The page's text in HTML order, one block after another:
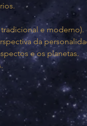
e moderno).
da
e os planetas.